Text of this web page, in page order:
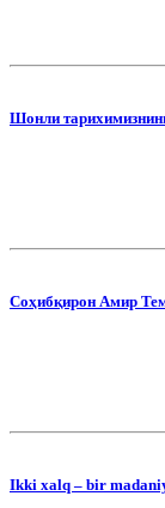
Шонли
Соҳибқирон Амир
Ikki xalq – bir